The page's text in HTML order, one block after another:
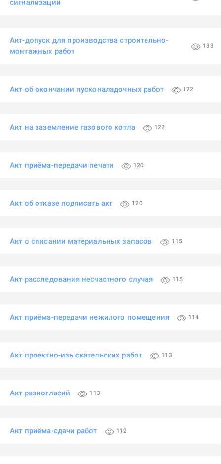
сигнализации
Акт-допуск для производства строительно-
монтажных работ
133
Акт об окончании пусконаладочных работ 122
Акт на заземление газового котла 122
Акт приёма-передачи печати 120
Акт об отказе подписать акт 120
Акт о списании материальных запасов 115
Акт расследования несчастного случая 115
Акт приёма-передачи нежилого помещения 114
Акт проектно-изыскательских работ 113
Акт разногласий 113
Акт приёма-сдачи работ 112